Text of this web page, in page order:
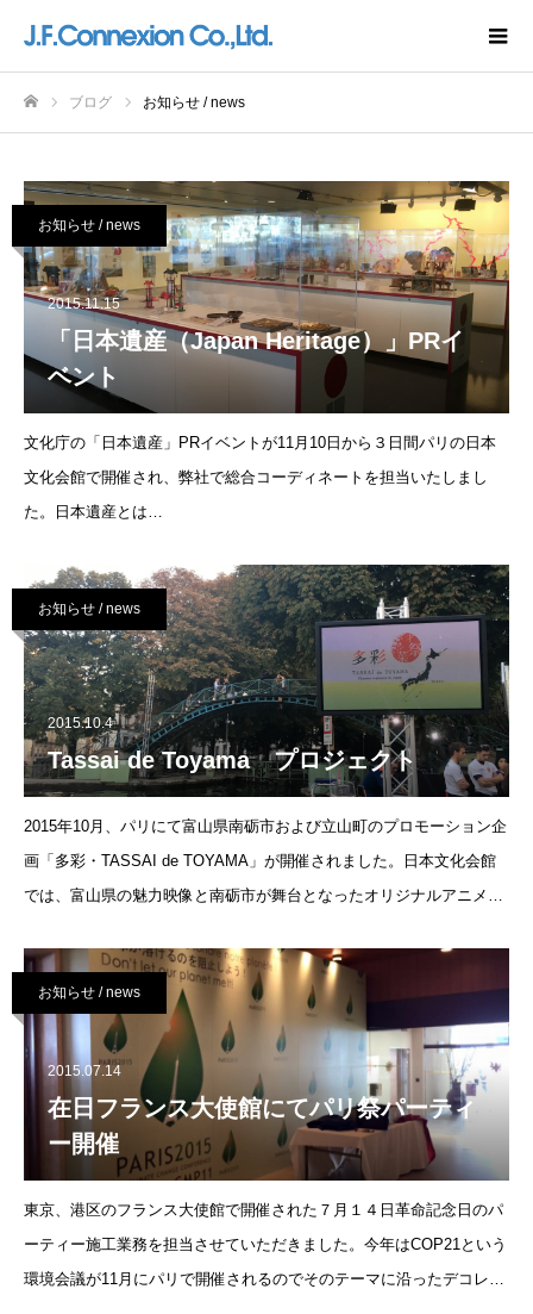
ブログ お知らせ / news
お知らせ / news
2015.11.15
「日本遺産（Japan Heritage）」PRイ
ベント
文化庁の「日本遺産」PRイベントが11月10日から３日間パリの日本
文化会館で開催され、弊社で総合コーディネートを担当いたしまし
た。日本遺産とは
お知らせ / news
2015.10.4
Tassai de Toyama プロジェクト
2015年10月、パリにて富山県南砺市および立山町のプロモーション企
画「多彩・TASSAI de TOYAMA」が開催されました。日本文化会館
では、富山県の魅力映像と南砺市が舞台となったオリジナルアニメ
お知らせ / news
2015.07.14
在日フランス大使館にてパリ祭パーティ
ー開催
東京、港区のフランス大使館で開催された７月１４日革命記念日のパ
ーティー施工業務を担当させていただきました。今年はCOP21という
環境会議が11月にパリで開催されるのでそのテーマに沿ったデコレー